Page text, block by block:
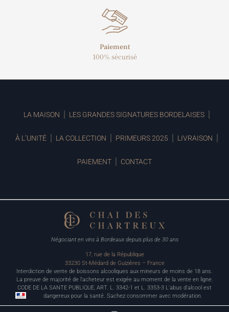
Paiement
100% sécurisé
LA MAISON LES GRANDES SIGNATURES BORDELAISES
À L’UNITÉ LA COLLECTION PRIMEURS 2025 LIVRAISON
PAIEMENT CONTACT
Négociant en vins à Bordeaux depuis plus de 30 ans
17, rue de la République
33230 St-Médard de Guizières – France
Interdiction de vente de boissons alcooliques aux mineurs de moins de 18 ans.
La preuve de majorité de l’acheteur est exigée au moment de la vente en ligne.
CODE DE LA SANTE PUBLIQUE, ART. L. 3342-1 et L. 3353-3 L’abus d’alcool est
dangereux pour la santé. Sachez consommer avec modération.